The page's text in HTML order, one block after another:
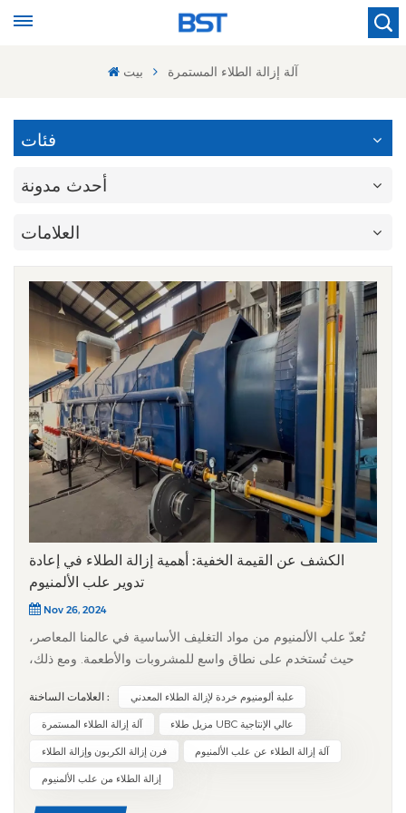
بيت آلة إزالة الطلاء المستمرة
فئات
أحدث مدونة
العلامات
الكشف عن القيمة الخفية: أهمية إزالة الطلاء في إعادة
تدوير علب الألمنيوم
Nov 26, 2024
تُعدّ علب الألمنيوم من مواد التغليف الأساسية في عالمنا المعاصر،
حيث تُستخدم على نطاق واسع للمشروبات والأطعمة. ومع ذلك،
الحاسمة، والتي غالباً ما يتم إغفالها، في عملية إعادة التدوير، إزالة
الطلاء، وهي عملية تُحسّن بشكل كبير من قيمة الألمنيوم المُعاد
تدويره. لماذا يجب إزالة الطلاء من علب الألمنيوم؟​تُصنع معظم
العلب من الألومنيوم عالي الجودة، ولكنها تُغطى بطبقة طلاء واقية
تمنع التآكل وتُضفي عليها مظهرًا جذابًا. يُصبح هذا الطلاء مشكلة أثناء
العلامات الساخنة : علبة ألومنيوم خردة لإزالة الطلاء المعدني
آلة إزالة الطلاء المستمرة مزيل طلاء UBC عالي الإنتاجية
فرن إزالة الكربون وإزالة الطلاء آلة إزالة الطلاء عن علب الألمنيوم
إزالة الطلاء من علب الألمنيوم